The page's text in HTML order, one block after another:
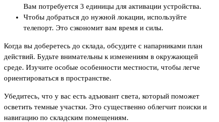
Вам потребуется 3 единицы для активации устройства.
Чтобы добраться до нужной локации, используйте
телепорт. Это сэкономит вам время и силы.
Когда вы доберетесь до склада, обсудите с напарниками план
действий. Будьте внимательны к изменениям в окружающей
среде. Изучите особые особенности местности, чтобы легче
ориентироваться в пространстве.
Убедитесь, что у вас есть адъювант света, который поможет
осветить темные участки. Это существенно облегчит поиски и
навигацию по складским помещениям.